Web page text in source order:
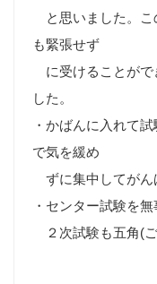
と思いました。こ
も緊張せず
に受けることがで
した。
・かばんに入れて
で気を緩め
ずに集中してがん
・センター試験を
２次試験も五角(